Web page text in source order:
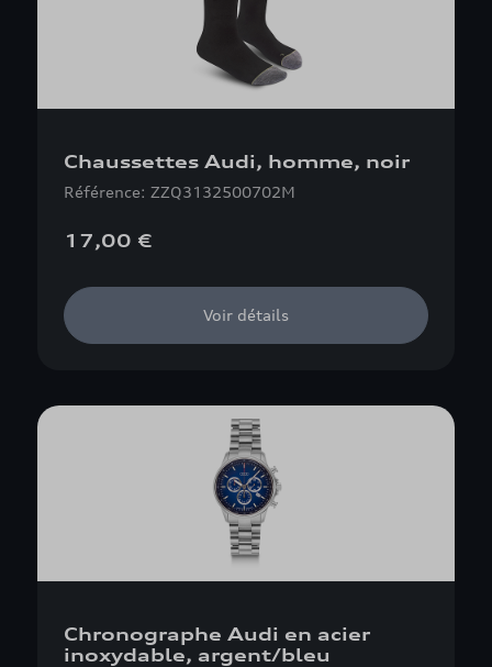
Chaussettes Audi, homme, noir
Référence: ZZQ3132500702M
17,00 €
Voir détails
Chronographe Audi en acier
inoxydable, argent/bleu